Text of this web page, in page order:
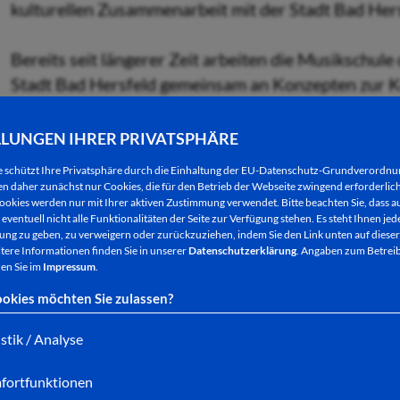
IHRER PRIVATSPHÄRE
schützt Ihre Privatsphäre durch die Einhaltung der EU-Datenschutz-
daher zunächst nur Cookies, die für den Betrieb der Webseite zwingend
werden nur mit Ihrer aktiven Zustimmung verwendet. Bitte beachten Sie, dass
nicht alle Funktionalitäten der Seite zur Verfügung stehen. Es steht Ihnen
zu geben, zu verweigern oder zurückzuziehen, indem Sie den Link unten auf
Informationen finden Sie in unsererDatenschutzerklärung. Angaben zum
Sie im Impressum.
möchten Sie zulassen?
/ Analyse
kulturellen Zusammenarbeit mit der Stadt Bad
Bereits seit längerer Zeit arbeiten die
Stadt Bad Hersfeld gemeinsam an Konzepten
und vielem mehr. Nach der letzten
entstand der Wunsch für ein Kooperationsprojekt
Musikschulleiter Timo Wichmann hatte hierzu
Weihnachtskonzert sollte diesmal eine Brücke zur
November spannen und neben der Musikschule
dem Landkreis die Tür zu einer aktiven
sein Team vom Stadtmarketing gerne auf - und
Weihnachtsmarkt dieses Jahr von dem großen
Die Musikschule hat hierzu nicht nur ihre bereits
Gesangsquartett „Armonia“, die Jazz-Combo und